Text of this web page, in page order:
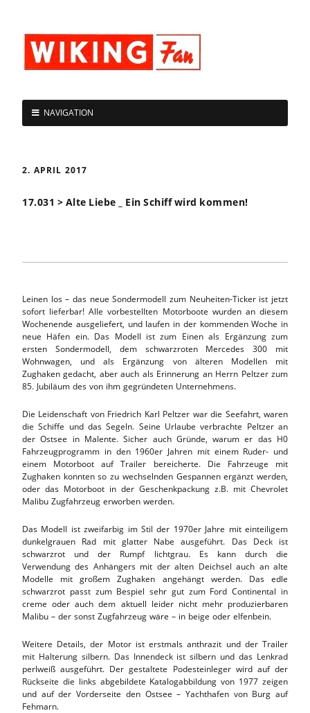
NAVIGATION
2. APRIL 2017
17.031 > Alte Liebe _ Ein Schiff wird kommen!
Leinen los – das neue Sondermodell zum Neuheiten-Ticker ist jetzt
sofort lieferbar! Alle vorbestellten Motorboote wurden an diesem
Wochenende ausgeliefert, und laufen in der kommenden Woche in
neue Häfen ein. Das Modell ist zum Einen als Ergänzung zum
ersten Sondermodell, dem schwarzroten Mercedes 300 mit
Wohnwagen, und als Ergänzung von älteren Modellen mit
Zughaken gedacht, aber auch als Erinnerung an Herrn Peltzer zum
85. Jubiläum des von ihm gegründeten Unternehmens.
Die Leidenschaft von Friedrich Karl Peltzer war die Seefahrt, waren
die Schiffe und das Segeln. Seine Urlaube verbrachte Peltzer an
der Ostsee in Malente. Sicher auch Gründe, warum er das H0
Fahrzeugprogramm in den 1960er Jahren mit einem Ruder- und
einem Motorboot auf Trailer bereicherte. Die Fahrzeuge mit
Zughaken konnten so zu wechselnden Gespannen ergänzt werden,
oder das Motorboot in der Geschenkpackung z.B. mit Chevrolet
Malibu Zugfahrzeug erworben werden.
Das Modell ist zweifarbig im Stil der 1970er Jahre mit einteiligem
dunkelgrauen Rad mit glatter Nabe ausgeführt. Das Deck ist
schwarzrot und der Rumpf lichtgrau. Es kann durch die
Verwendung des Anhängers mit der alten Deichsel auch an alte
Modelle mit großem Zughaken angehängt werden. Das edle
schwarzrot passt zum Bespiel sehr gut zum Ford Continental in
creme oder auch dem aktuell leider nicht mehr produzierbaren
Malibu – der sonst Zugfahrzeug wäre – in beige oder elfenbein.
Weitere Details, der Motor ist erstmals anthrazit und der Trailer
mit Halterung silbern. Das Innendeck ist silbern und das Lenkrad
perlweiß ausgeführt. Der gestaltete Podesteinleger wird auf der
Rückseite die links abgebildete Katalogabbildung von 1977 zeigen
und auf der Vorderseite den Ostsee – Yachthafen von Burg auf
Fehmarn.